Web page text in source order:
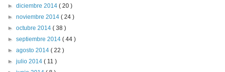
►diciembre 2014( 20 )
►noviembre 2014( 24 )
►octubre 2014( 38 )
►septiembre 2014( 44 )
►agosto 2014( 22 )
►julio 2014( 11 )